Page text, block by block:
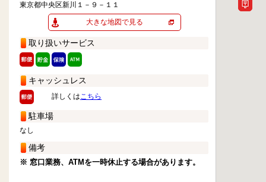
東京都中央区新川１－９－１１
大きな地図で見る
取り扱いサービス
キャッシュレス
詳しくはこちら
駐車場
なし
備考
※ 窓口業務、ATMを一時休止する場合があります。